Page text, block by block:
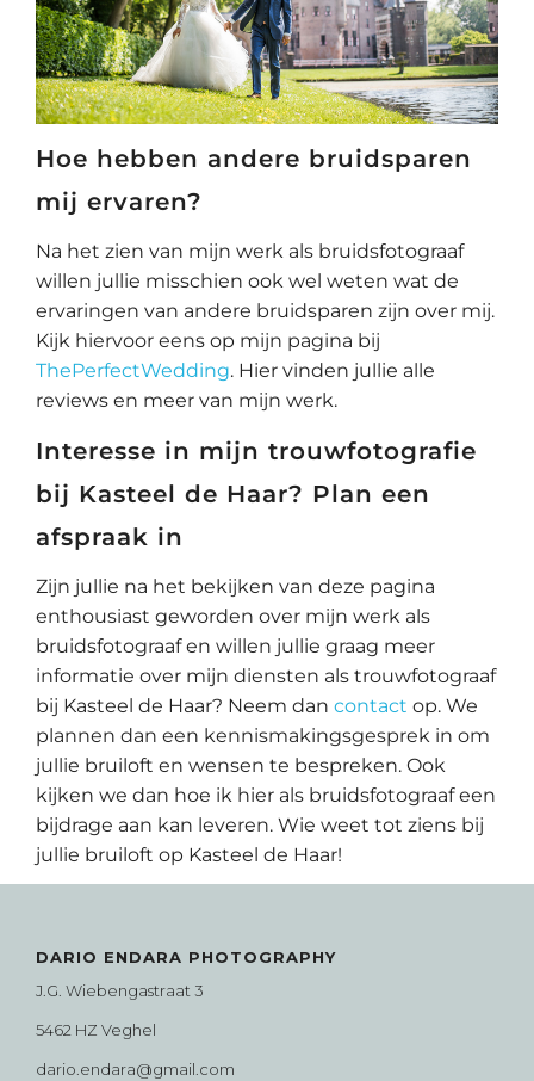
Hoe hebben andere bruidsparen
mij ervaren?
Na het zien van mijn werk als bruidsfotograaf
willen jullie misschien ook wel weten wat de
ervaringen van andere bruidsparen zijn over mij.
Kijk hiervoor eens op mijn pagina bij
ThePerfectWedding. Hier vinden jullie alle
reviews en meer van mijn werk.
Interesse in mijn trouwfotografie
bij Kasteel de Haar? Plan een
afspraak in
Zijn jullie na het bekijken van deze pagina
enthousiast geworden over mijn werk als
bruidsfotograaf en willen jullie graag meer
informatie over mijn diensten als trouwfotograaf
bij Kasteel de Haar? Neem dan contact op. We
plannen dan een kennismakingsgesprek in om
jullie bruiloft en wensen te bespreken. Ook
kijken we dan hoe ik hier als bruidsfotograaf een
bijdrage aan kan leveren. Wie weet tot ziens bij
jullie bruiloft op Kasteel de Haar!
DARIO ENDARA PHOTOGRAPHY
J.G. Wiebengastraat 3
5462 HZ Veghel
dario.endara@gmail.com